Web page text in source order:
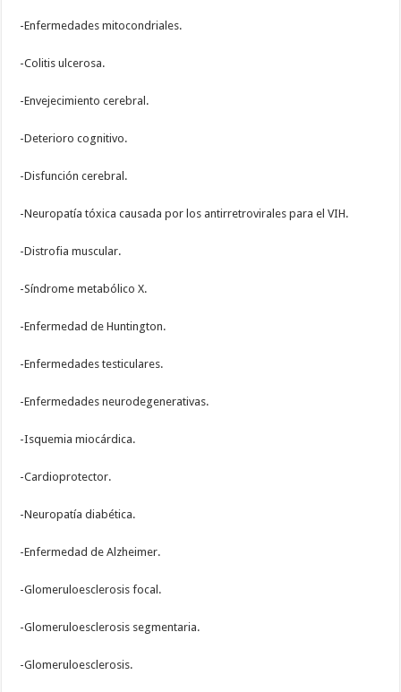
-Enfermedades mitocondriales.
-Colitis ulcerosa.
-Envejecimiento cerebral.
-Deterioro cognitivo.
-Disfunción cerebral.
-Neuropatía tóxica causada por los antirretrovirales para el VIH.
-Distrofia muscular.
-Síndrome metabólico X.
-Enfermedad de Huntington.
-Enfermedades testiculares.
-Enfermedades neurodegenerativas.
-Isquemia miocárdica.
-Cardioprotector.
-Neuropatía diabética.
-Enfermedad de Alzheimer.
-Glomeruloesclerosis focal.
-Glomeruloesclerosis segmentaria.
-Glomeruloesclerosis.